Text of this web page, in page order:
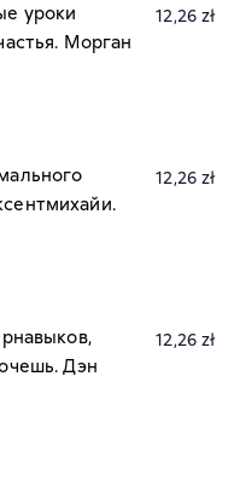
уроки
Морган
12,26 zł
12,26 zł
Дэн
12,26 zł